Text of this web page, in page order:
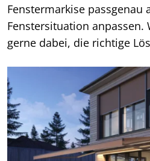
Fenstermarkise passgenau
Fenstersituation anpassen.
gerne dabei, die richtige